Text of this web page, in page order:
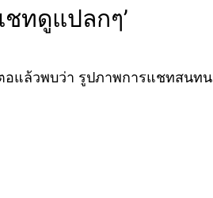
ทดูแปลกๆ’
แล้วพบว่า รูปภาพการแชทสนท